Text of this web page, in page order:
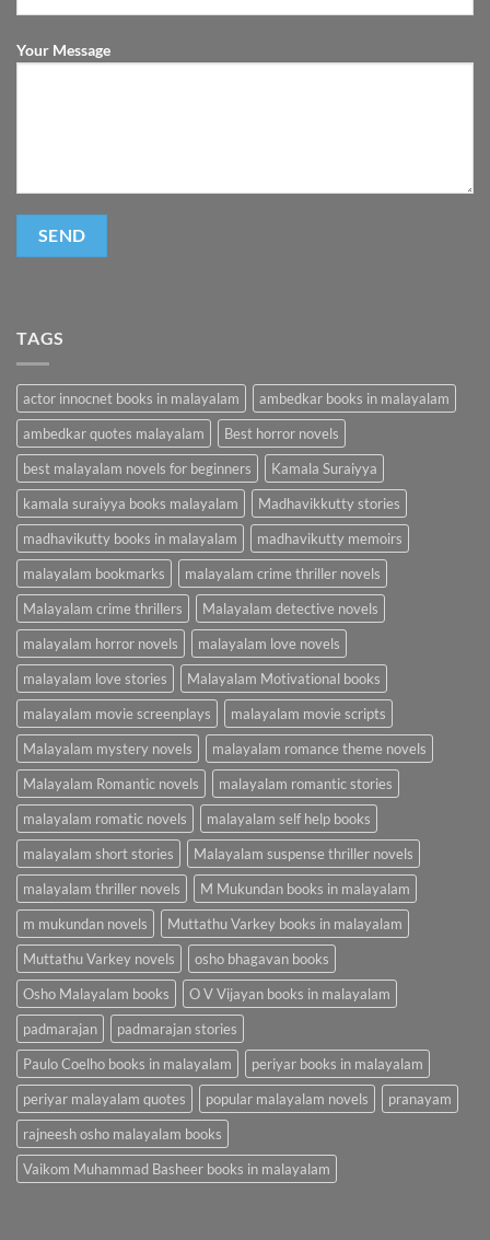
Your Message
TAGS
actor innocnet books in malayalam
ambedkar books in malayalam
ambedkar quotes malayalam
Best horror novels
best malayalam novels for beginners
Kamala Suraiyya
kamala suraiyya books malayalam
Madhavikkutty stories
madhavikutty books in malayalam
madhavikutty memoirs
malayalam bookmarks
malayalam crime thriller novels
Malayalam crime thrillers
Malayalam detective novels
malayalam horror novels
malayalam love novels
malayalam love stories
Malayalam Motivational books
malayalam movie screenplays
malayalam movie scripts
Malayalam mystery novels
malayalam romance theme novels
Malayalam Romantic novels
malayalam romantic stories
malayalam romatic novels
malayalam self help books
malayalam short stories
Malayalam suspense thriller novels
malayalam thriller novels
M Mukundan books in malayalam
m mukundan novels
Muttathu Varkey books in malayalam
Muttathu Varkey novels
osho bhagavan books
Osho Malayalam books
O V Vijayan books in malayalam
padmarajan
padmarajan stories
Paulo Coelho books in malayalam
periyar books in malayalam
periyar malayalam quotes
popular malayalam novels
pranayam
rajneesh osho malayalam books
Vaikom Muhammad Basheer books in malayalam